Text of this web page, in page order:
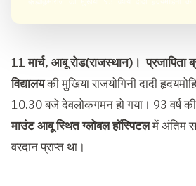
11 मार्च, आबू रोड(राजस्थान)। प्रजापिता
विद्यालयकी मुखिया राजयोगिनी दादी
10.30 बजे देवलोकगमन हो गया। 93 वर्ष
माउंट आबू स्थित ग्लोबल हॉस्पिटलमें अंतिम
वरदान प्राप्त था।